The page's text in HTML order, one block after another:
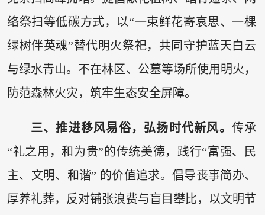
络祭扫等低碳方式，以“一束鲜花寄哀思、一棵
绿树伴英魂”替代明火祭祀，共同守护蓝天白云
与绿水青山。不在林区、公墓等场所使用明火，
防范森林火灾，筑牢生态安全屏障。
三、推进移风易俗，弘扬时代新风。 传承
“礼之用，和为贵”的传统美德，践行“富强、民
主、文明、和谐” 的价值追求。倡导丧事简办、
厚养礼葬，反对铺张浪费与盲目攀比，以文明节